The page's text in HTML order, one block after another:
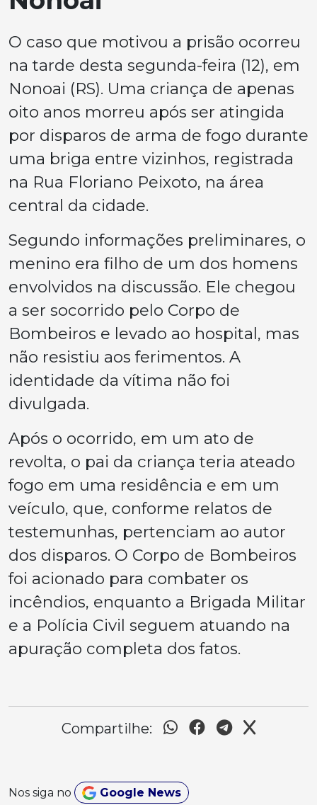
O caso que motivou a prisão ocorreu
na tarde desta segunda-feira (12), em
Nonoai (RS). Uma criança de apenas
oito anos morreu após ser atingida
por disparos de arma de fogo durante
uma briga entre vizinhos, registrada
na Rua Floriano Peixoto, na área
central da cidade.
Segundo informações preliminares, o
menino era filho de um dos homens
envolvidos na discussão. Ele chegou
a ser socorrido pelo Corpo de
Bombeiros e levado ao hospital, mas
não resistiu aos ferimentos. A
identidade da vítima não foi
divulgada.
Após o ocorrido, em um ato de
revolta, o pai da criança teria ateado
fogo em uma residência e em um
veículo, que, conforme relatos de
testemunhas, pertenciam ao autor
dos disparos. O Corpo de Bombeiros
foi acionado para combater os
incêndios, enquanto a Brigada Militar
e a Polícia Civil seguem atuando na
apuração completa dos fatos.
Compartilhe:
Nos siga no Google News